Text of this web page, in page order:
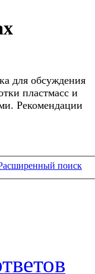
для обсуждения
пластмасс и
Рекомендации
поиск